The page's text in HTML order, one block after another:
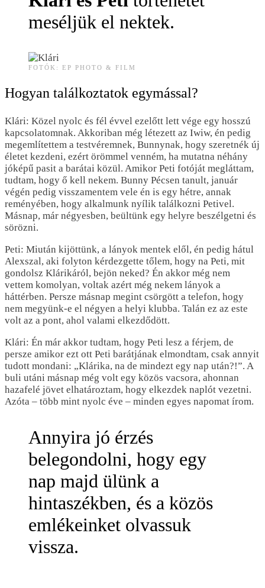
meséljük el nektek.
FOTÓK: EP PHOTO & FILM
Hogyan találkoztatok egymással?
Klári: Közel nyolc és fél évvel ezelőtt lett vége egy hosszú
kapcsolatomnak. Akkoriban még létezett az Iwiw, én pedig
megemlítettem a testvéremnek, Bunnynak, hogy szeretnék új
életet kezdeni, ezért örömmel venném, ha mutatna néhány
jóképű pasit a barátai közül. Amikor Peti fotóját megláttam,
tudtam, hogy ő kell nekem. Bunny Pécsen tanult, január
végén pedig visszamentem vele én is egy hétre, annak
reményében, hogy alkalmunk nyílik találkozni Petivel.
Másnap, már négyesben, beültünk egy helyre beszélgetni és
sörözni.
Peti: Miután kijöttünk, a lányok mentek elől, én pedig hátul
Alexszal, aki folyton kérdezgette tőlem, hogy na Peti, mit
gondolsz Klárikáról, bejön neked? Én akkor még nem
vettem komolyan, voltak azért még nekem lányok a
háttérben. Persze másnap megint csörgött a telefon, hogy
nem megyünk-e el négyen a helyi klubba. Talán ez az este
volt az a pont, ahol valami elkezdődött.
Klári: Én már akkor tudtam, hogy Peti lesz a férjem, de
persze amikor ezt ott Peti barátjának elmondtam, csak annyit
tudott mondani: „Klárika, na de mindezt egy nap után?!”. A
buli utáni másnap még volt egy közös vacsora, ahonnan
hazafelé jövet elhatároztam, hogy elkezdek naplót vezetni.
Azóta – több mint nyolc éve – minden egyes napomat írom.
Annyira jó érzés
belegondolni, hogy egy
nap majd ülünk a
hintaszékben, és a közös
emlékeinket olvassuk
vissza.